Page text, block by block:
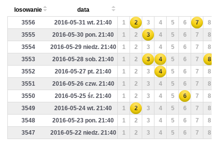
losowanie
data
3556
2016-05-31 wt. 21:40 1 2 3 4 5 6 7
8
3555
2016-05-30 pon. 21:40 1 2 3 4 5 6 7
8
3554
2016-05-29 niedz. 21:40 1 2 3 4 5 6 7
8
3553
2016-05-28 sob. 21:40 1 2 3 4 5 6 7
8
3552
2016-05-27 pt. 21:40 1 2 3 4 5 6 7
8
3551
2016-05-26 czw. 21:40 1 2 3 4 5 6 7
8
3550
2016-05-25 śr. 21:40 1 2 3 4 5 6 7
8
3549
2016-05-24 wt. 21:40 1 2 3 4 5 6 7
8
3548
2016-05-23 pon. 21:40 1 2 3 4 5 6 7
8
3547
2016-05-22 niedz. 21:40 1 2 3 4 5 6 7 8